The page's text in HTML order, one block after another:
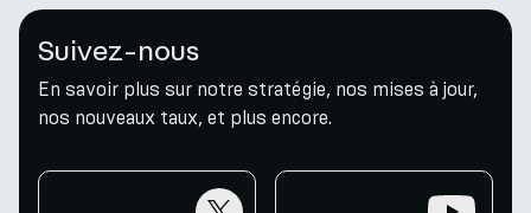
Suivez-nous
En savoir plus sur notre stratégie, nos mises à jour,
nos nouveaux taux, et plus encore.